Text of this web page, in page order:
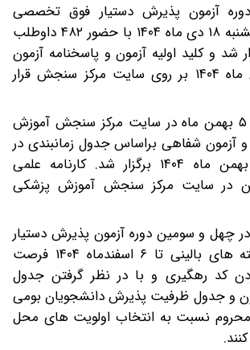
آزمون پذیرش دستیار فوق تخصصی
پزشکی بالینی پنجشنبه ۱۸ دی ماه ۱۴۰۴ با حضور ۴۸۲ داوطلب
شد و کلید اولیه آزمون و پاسخنامه آزمون
کتبی شنبه ۲۰ دی ماه ۱۴۰۴ بر روی سایت مرکز سنجش قرار
نتایج آزمون کتبی ۵ بهمن ماه در سایت مرکز سنجش آموزش
آزمون شفاهی براساس جدول زمانبندی در
روزهای ۵ تا ۱۱ بهمن ماه ۱۴۰۴ برگزار شد. کارنامه علمی
۲۹ بهمن در سایت مرکز سنجش آموزش پزشکی
در چهل و سومین دوره آزمون پذیرش دستیار
فوق تخصصی رشته های بالینی تا ۶ اسفندماه ۱۴۰۴ فرصت
کد رهگیری و با در نظر گرفتن جدول
و جدول ظرفیت پذیرش دانشجویان بومی
محروم نسبت به انتخاب اولویت های محل